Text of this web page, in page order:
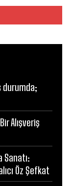
durumda;
Alışveriş
Sanatı:
Öz Şefkat